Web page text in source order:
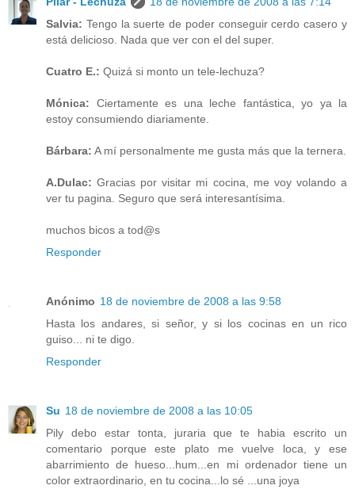
Salvia: Tengo la suerte de poder conseguir cerdo casero y
está delicioso. Nada que ver con el del super.
Cuatro E.: Quizá si monto un tele-lechuza?
Mónica: Ciertamente es una leche fantástica, yo ya la
estoy consumiendo diariamente.
Bárbara: A mí personalmente me gusta más que la ternera.
A.Dulac: Gracias por visitar mi cocina, me voy volando a
ver tu pagina. Seguro que será interesantísima.
muchos bicos a tod@s
Responder
Anónimo 18 de noviembre de 2008 a las 9:58
Hasta los andares, si señor, y si los cocinas en un rico
guiso... ni te digo.
Responder
Su 18 de noviembre de 2008 a las 10:05
Pily debo estar tonta, juraria que te habia escrito un
comentario porque este plato me vuelve loca, y ese
abarrimiento de hueso...hum...en mi ordenador tiene un
color extraordinario, en tu cocina...lo sé ...una joya